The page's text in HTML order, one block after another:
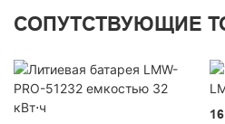
СОПУТСТВУЮЩИЕ